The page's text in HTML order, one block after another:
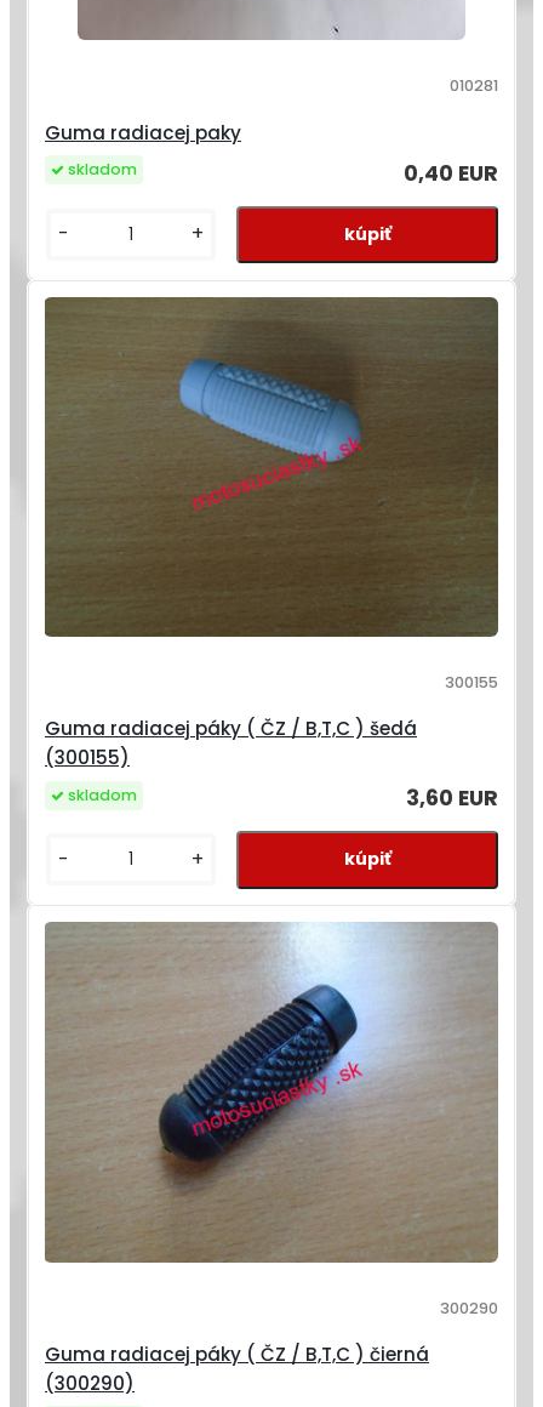
Guma radiacej paky
010281
0,40 EUR
skladom
- +
Guma radiacej páky ( ČZ / B,T,C ) šedá
(300155)
300155
3,60 EUR
skladom
- +
Guma radiacej páky ( ČZ / B,T,C ) čierná
(300290)
300290